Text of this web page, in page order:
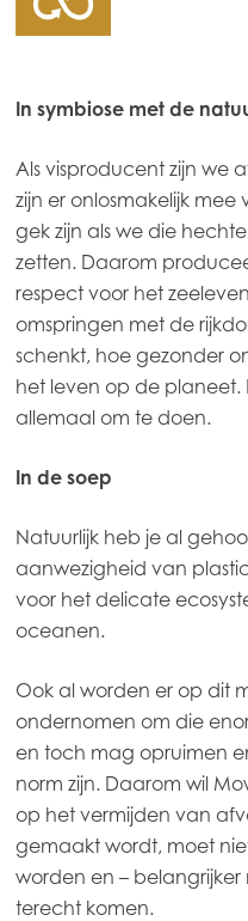
Mowi Global
Asia
In symbiose met de
Als visproducent zijn we
zijn er onlosmakelijk
gek zijn als we die
zetten. Daarom
respect voor het
omspringen met de
schenkt, hoe gezonder
het leven op de planeet.
allemaal om te doen.
In de soep
Natuurlijk heb je al
aanwezigheid van
voor het delicate
oceanen.
Ook al worden er op dit
ondernomen om die
en toch mag opruimen
norm zijn. Daarom wil
op het vermijden van
gemaakt wordt, moet
worden en –
terecht komen.